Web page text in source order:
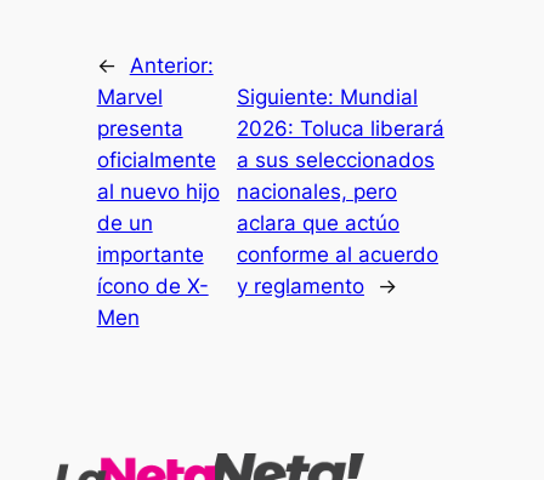
←
Anterior:
Marvel
presenta
oficialmente
al nuevo hijo
de un
importante
ícono de X-
Men
Siguiente: Mundial
2026: Toluca liberará
a sus seleccionados
nacionales, pero
aclara que actúo
conforme al acuerdo
y reglamento
→